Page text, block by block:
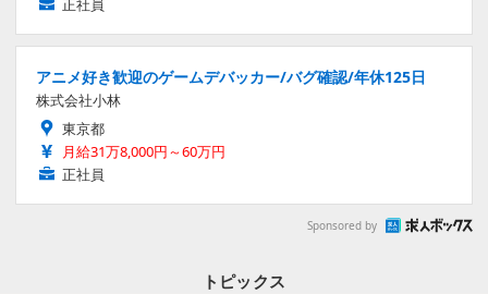
正社員
アニメ好き歓迎のゲームデバッカー/バグ確認/年休125日
株式会社小林
東京都
月給31万8,000円～60万円
正社員
Sponsored by
トピックス